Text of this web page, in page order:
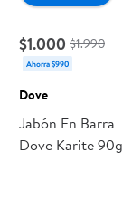
$1.000 $1.990
Ahorra $990
Dove
Jabón En Barra
Dove Karite 90g